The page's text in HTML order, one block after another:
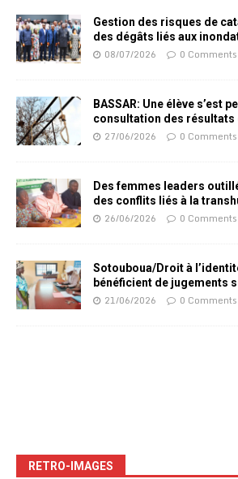
Gestion des risques de
des dégâts liés aux
08/07/2026 0 Comments
BASSAR: Une élève s’est
consultation des résultats
27/06/2026 0 Comments
Des femmes leaders
des conflits liés à la
26/06/2026 0 Comments
Sotouboua/Droit à
bénéficient de jugements
21/06/2026 0 Comments
RETRO-IMAGES